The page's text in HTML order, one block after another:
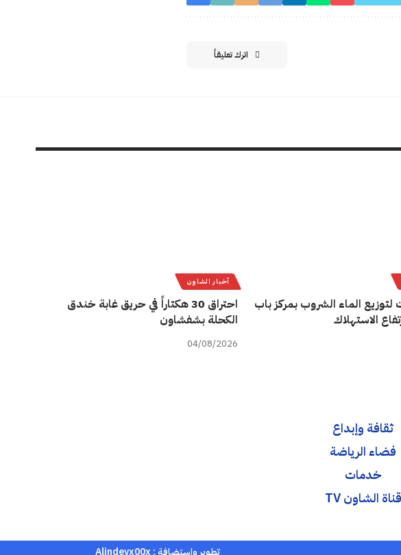
اترك تعليقاً
لتوزيع الماء الشروب بمركز باب
الاستهلاك
أخبار الشاون
احتراق 30 هكتاراً في حريق غابة خندق
الكحلة بشفشاون
04/08/2026
ثقافة وإبداع
فضاء الرياضة
خدمات
قناة الشاون TV
تطوير واستضافة : Alindevx00x